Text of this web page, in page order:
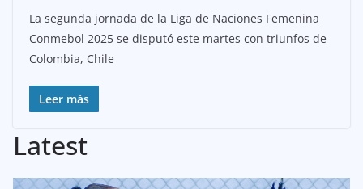
La segunda jornada de la Liga de Naciones Femenina
Conmebol 2025 se disputó este martes con triunfos de
Colombia, Chile
Leer más
Latest